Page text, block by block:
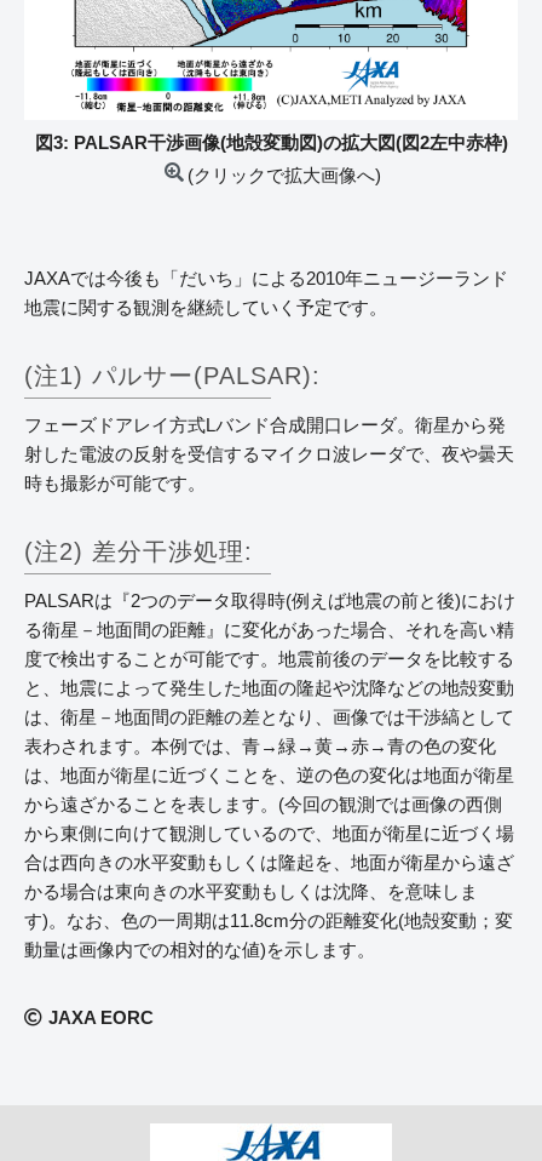
図3: PALSAR干渉画像(地殻変動図)の拡大図(図2左中赤枠)
(クリックで拡大画像へ)
JAXAでは今後も「だいち」による2010年ニュージーランド
地震に関する観測を継続していく予定です。
(注1) パルサー(PALSAR):
フェーズドアレイ方式Lバンド合成開口レーダ。衛星から発
射した電波の反射を受信するマイクロ波レーダで、夜や曇天
時も撮影が可能です。
(注2) 差分干渉処理:
PALSARは『2つのデータ取得時(例えば地震の前と後)におけ
る衛星－地面間の距離』に変化があった場合、それを高い精
度で検出することが可能です。地震前後のデータを比較する
と、地震によって発生した地面の隆起や沈降などの地殻変動
は、衛星－地面間の距離の差となり、画像では干渉縞として
表わされます。本例では、青→緑→黄→赤→青の色の変化
は、地面が衛星に近づくことを、逆の色の変化は地面が衛星
から遠ざかることを表します。(今回の観測では画像の西側
から東側に向けて観測しているので、地面が衛星に近づく場
合は西向きの水平変動もしくは隆起を、地面が衛星から遠ざ
かる場合は東向きの水平変動もしくは沈降、を意味しま
す)。なお、色の一周期は11.8cm分の距離変化(地殻変動；変
動量は画像内での相対的な値)を示します。
JAXA EORC